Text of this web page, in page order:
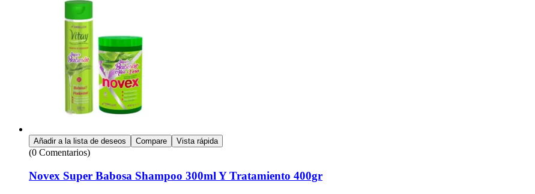
Añadir a la lista de deseos Compare Vista rápida
(0 Comentarios)
Novex Super Babosa Shampoo 300ml Y Tratamiento 400gr